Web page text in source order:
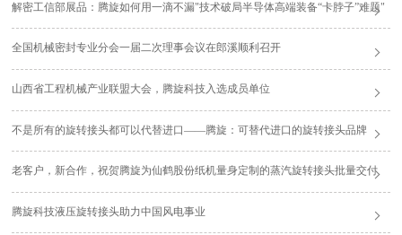
解密工信部展品：腾旋如何用一滴不漏"技术破局半导体高端装备“卡脖子”难题"
全国机械密封专业分会一届二次理事会议在郎溪顺利召开
山西省工程机械产业联盟大会，腾旋科技入选成员单位
不是所有的旋转接头都可以代替进口——腾旋：可替代进口的旋转接头品牌
老客户，新合作，祝贺腾旋为仙鹤股份纸机量身定制的蒸汽旋转接头批量交付
腾旋科技液压旋转接头助力中国风电事业